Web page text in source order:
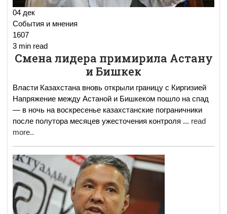
04 дек
События и мнения
1607
3 min read
Смена лидера примирила Астану
и Бишкек
Власти Казахстана вновь открыли границу с Киргизией
Напряжение между Астаной и Бишкеком пошло на спад
— в ночь на воскресенье казахстанские пограничники
после полутора месяцев ужесточения контроля ... read
more..